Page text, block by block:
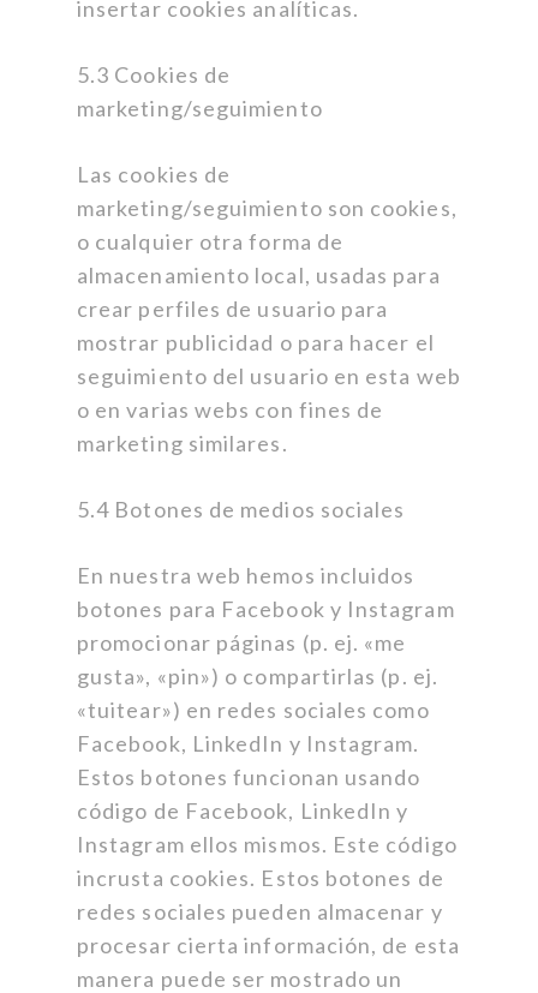
insertar cookies analíticas.
5.3 Cookies de
marketing/seguimiento
Las cookies de
marketing/seguimiento son cookies,
o cualquier otra forma de
almacenamiento local, usadas para
crear perfiles de usuario para
mostrar publicidad o para hacer el
seguimiento del usuario en esta web
o en varias webs con fines de
marketing similares.
5.4 Botones de medios sociales
En nuestra web hemos incluidos
botones para Facebook y Instagram
promocionar páginas (p. ej. «me
gusta», «pin») o compartirlas (p. ej.
«tuitear») en redes sociales como
Facebook, LinkedIn y Instagram.
Estos botones funcionan usando
código de Facebook, LinkedIn y
Instagram ellos mismos. Este código
incrusta cookies. Estos botones de
redes sociales pueden almacenar y
procesar cierta información, de esta
manera puede ser mostrado un